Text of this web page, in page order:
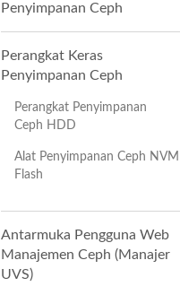
Penyimpanan Ceph
Perangkat Keras
Penyimpanan Ceph
Perangkat Penyimpanan
Ceph HDD
Alat Penyimpanan Ceph
Flash
Antarmuka Pengguna Web
Manajemen Ceph (Manajer
UVS)